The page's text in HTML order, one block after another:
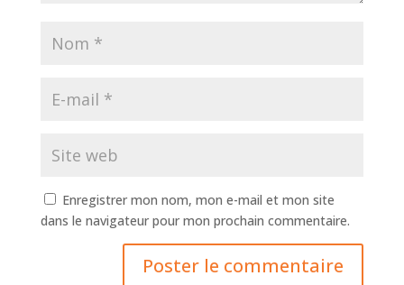
Enregistrer mon nom, mon e-mail et mon site
dans le navigateur pour mon prochain commentaire.